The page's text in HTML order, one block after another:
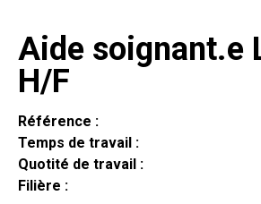
Aide soignant.e
H/F
Référence :
Temps de travail :
Quotité de travail :
Filière :